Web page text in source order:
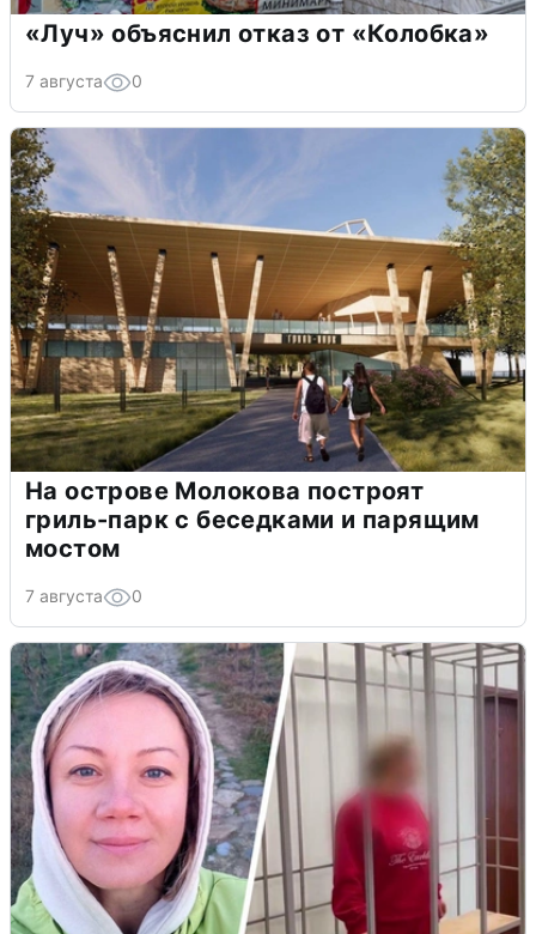
«Луч» объяснил отказ от «Колобка»
7 августа 0
На острове Молокова построят
гриль-парк с беседками и парящим
мостом
7 августа 0